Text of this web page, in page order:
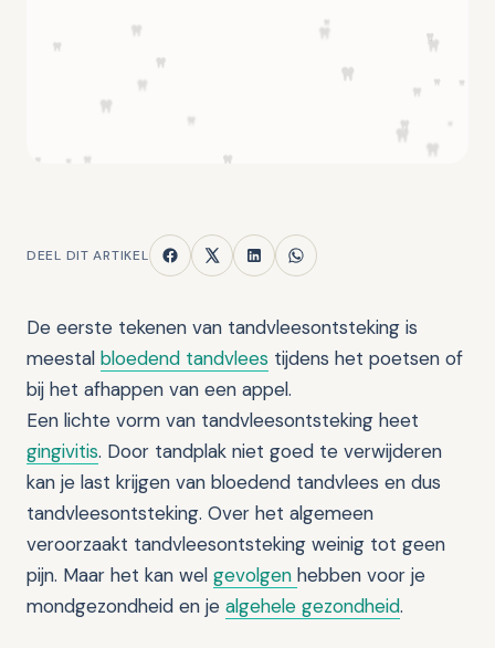
DEEL DIT ARTIKEL
De eerste tekenen van tandvleesontsteking is
meestal bloedend tandvlees tijdens het poetsen of
bij het afhappen van een appel.
Een lichte vorm van tandvleesontsteking heet
gingivitis. Door tandplak niet goed te verwijderen
kan je last krijgen van bloedend tandvlees en dus
tandvleesontsteking. Over het algemeen
veroorzaakt tandvleesontsteking weinig tot geen
pijn. Maar het kan wel gevolgen hebben voor je
mondgezondheid en je algehele gezondheid.